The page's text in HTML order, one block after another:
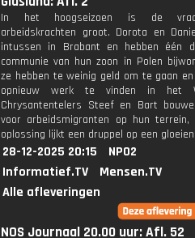
In het hoogseizoen is de
arbeidskrachten groot. Dorota en
intussen in Brabant en hebben één
communie van hun zoon in Polen
ze hebben te weinig geld om te gaan
opnieuw werk te vinden in het
Chrysantentelers Steef en Bart
voor arbeidsmigranten op hun
oplossing lijkt een druppel op een
28-12-2025 20:15
NPO2
Informatief.TV
Mensen.TV
Alle afleveringen
NOS Journaal 20.00 uur: Afl. 52